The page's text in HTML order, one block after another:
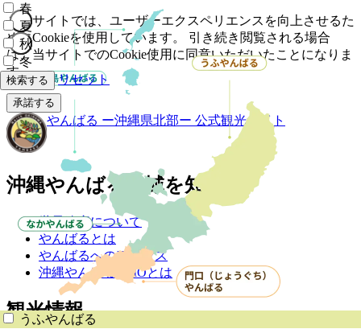
このサイトでは、ユーザーエクスペリエンスを向上させるた
めにCookieを使用しています。 引き続き閲覧される場合
は、当サイトでのCookie使用に同意いただいたことになりま
す。
承諾する
やんばる ー沖縄県北部ー 公式観光サイト
沖縄やんばる地域を知る
世界遺産について
やんばるとは
やんばるへのアクセス
沖縄やんばるDMOとは
観光情報
うふやんばる
春
夏
秋
冬
検索する リセット